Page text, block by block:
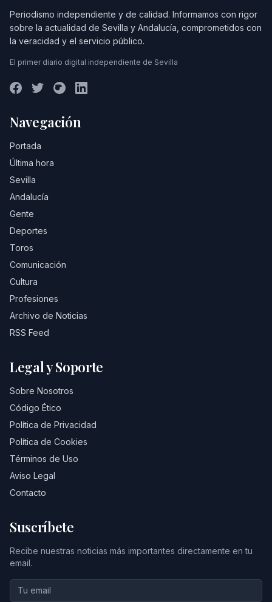
Periodismo independiente y de calidad. Informamos con rigor
sobre la actualidad de Sevilla y Andalucía, comprometidos con
la veracidad y el servicio público.
El primer diario digital independiente de Sevilla
Navegación
Portada
Última hora
Sevilla
Andalucía
Gente
Deportes
Toros
Comunicación
Cultura
Profesiones
Archivo de Noticias
RSS Feed
Legal y Soporte
Sobre Nosotros
Código Ético
Política de Privacidad
Política de Cookies
Términos de Uso
Aviso Legal
Contacto
Suscríbete
Recibe nuestras noticias más importantes directamente en tu
email.